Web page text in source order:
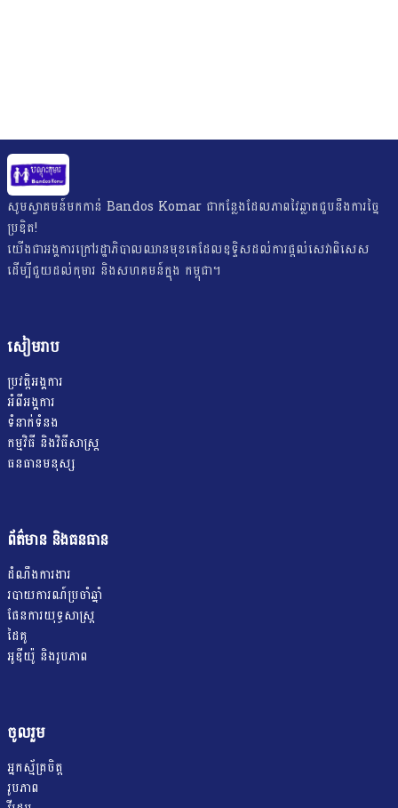
សូមស្វាគមន៍មកកាន់ Bandos Komar ជាកន្លែងដែលភាពវៃឆ្លាតជួបនឹងការច្នៃ
ប្រឌិត!
យើង​ជា​អង្គការ​ក្រៅ​រដ្ឋាភិបាល​ឈាន​មុខ​គេ​ដែល​ឧទ្ទិស​ដល់​ការ​ផ្តល់​សេវា​ពិសេស​
ដើម្បី​ជួយ​ដល់​កុមារ និងសហគមន៍ក្នុង កម្ពុជា។
សៀមរាប
ប្រវត្តិអង្គការ
អំពីអង្គការ
ទំនាក់ទំនង
កម្មវិធី និងវិធីសាស្រ្ត
ធនធានមនុស្ស
ព័ត៌មាន និងធនធាន
ដំណឹងការងារ
របាយការណ៍ប្រចាំឆ្នាំ
ផែនការយុទ្ធសាស្ត្រ
ដៃគូ
អូឌីយ៉ូ និងរូបភាព
ចូលរួម
អ្នកស្ម័គ្រចិត្ត
រូបភាព